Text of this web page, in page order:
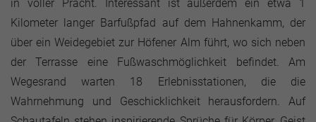
in voller Pracht. Interessant ist außerdem ein etwa 1
Kilometer langer Barfußpfad auf dem Hahnenkamm, der
über ein Weidegebiet zur Höfener Alm führt, wo sich neben
der Terrasse eine Fußwaschmöglichkeit befindet. Am
Wegesrand warten 18 Erlebnisstationen, die die
Wahrnehmung und Geschicklichkeit herausfordern. Auf